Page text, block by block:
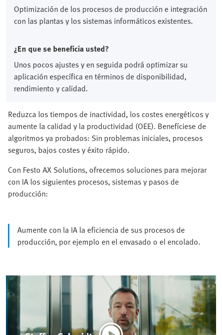
Optimización de los procesos de producción e integración
con las plantas y los sistemas informáticos existentes.
¿En que se beneficia usted?
Unos pocos ajustes y en seguida podrá optimizar su
aplicación específica en términos de disponibilidad,
rendimiento y calidad.
Reduzca los tiempos de inactividad, los costes energéticos y
aumente la calidad y la productividad (OEE). Benefíciese de
algoritmos ya probados: Sin problemas iniciales, procesos
seguros, bajos costes y éxito rápido.
Con Festo AX Solutions, ofrecemos soluciones para mejorar
con IA los siguientes procesos, sistemas y pasos de
producción:
Aumente con la IA la eficiencia de sus procesos de
producción, por ejemplo en el envasado o el encolado.